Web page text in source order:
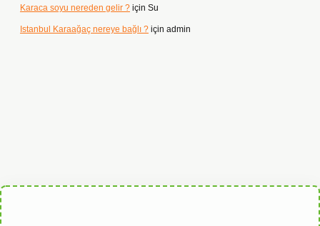
Karaca soyu nereden gelir ? için Su
Istanbul Karaağaç nereye bağlı ? için admin